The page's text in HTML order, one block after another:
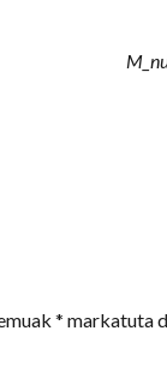
* markatuta